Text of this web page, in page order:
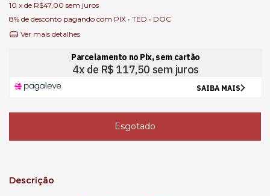
10 x de R$47,00 sem juros
8% de desconto pagando com PIX • TED • DOC
Ver mais detalhes
Descrição